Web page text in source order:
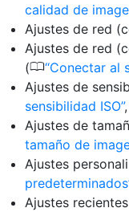
calidad de
Ajustes de red
Ajustes de red
(0 Conectar al
Ajustes de
sensibilidad ISO ,
Ajustes de
tamaño de
Ajustes
predeterminados
Ajustes